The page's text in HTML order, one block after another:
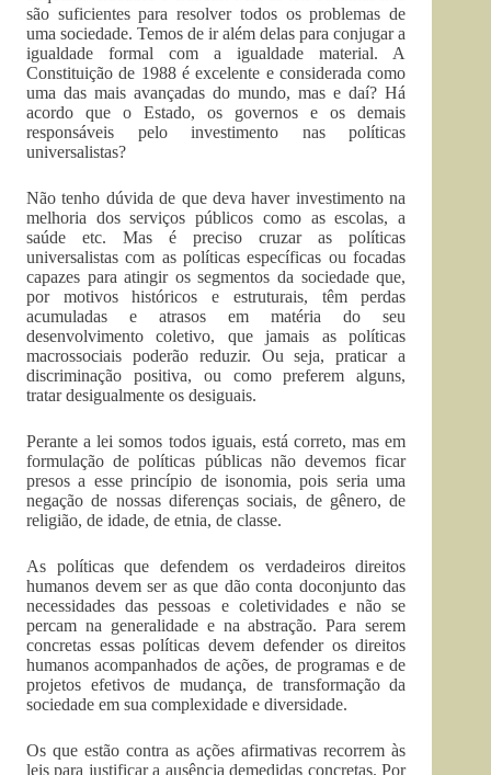
são suficientes para resolver todos os problemas de
uma sociedade. Temos de ir além delas para conjugar a
igualdade formal com a igualdade material. A
Constituição de 1988 é excelente e considerada como
uma das mais avançadas do mundo, mas e daí? Há
acordo que o Estado, os governos e os demais
responsáveis pelo investimento nas políticas
universalistas?
Não tenho dúvida de que deva haver investimento na
melhoria dos serviços públicos como as escolas, a
saúde etc. Mas é preciso cruzar as políticas
universalistas com as políticas específicas ou focadas
capazes para atingir os segmentos da sociedade que,
por motivos históricos e estruturais, têm perdas
acumuladas e atrasos em matéria do seu
desenvolvimento coletivo, que jamais as políticas
macrossociais poderão reduzir. Ou seja, praticar a
discriminação positiva, ou como preferem alguns,
tratar desigualmente os desiguais.
Perante a lei somos todos iguais, está correto, mas em
formulação de políticas públicas não devemos ficar
presos a esse princípio de isonomia, pois seria uma
negação de nossas diferenças sociais, de gênero, de
religião, de idade, de etnia, de classe.
As políticas que defendem os verdadeiros direitos
humanos devem ser as que dão conta doconjunto das
necessidades das pessoas e coletividades e não se
percam na generalidade e na abstração. Para serem
concretas essas políticas devem defender os direitos
humanos acompanhados de ações, de programas e de
projetos efetivos de mudança, de transformação da
sociedade em sua complexidade e diversidade.
Os que estão contra as ações afirmativas recorrem às
leis para justificar a ausência demedidas concretas. Por